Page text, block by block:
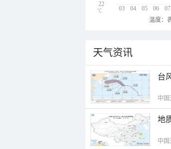
03 04 05 06 07
22
℃
温度：
天气资讯
台
中国
地
中国